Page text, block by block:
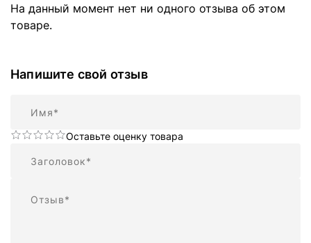
На данный момент нет ни одного отзыва об этом
товаре.
Напишите свой отзыв
Оставьте оценку товара